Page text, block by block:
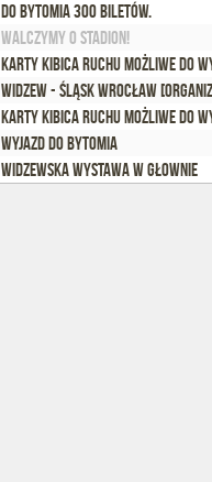
Do Bytomia 300 biletów.
Walczymy o stadion!
Karty Kibica Ruchu możliwe do
Widzew - Śląsk Wrocław
Karty Kibica Ruchu możliwe do
Wyjazd do Bytomia
Widzewska wystawa w Głownie